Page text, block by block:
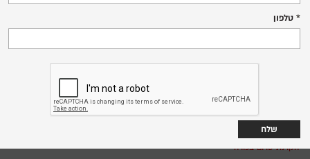
שבת, 30.5.26
דמיאנו מיקילייט
טקלה אינסוליה, מיקלה ריונדינו
צ'ינמה איטליה: פסטיבל קולנוע איטלקי
הקרנת טרום בכורה
טלפון